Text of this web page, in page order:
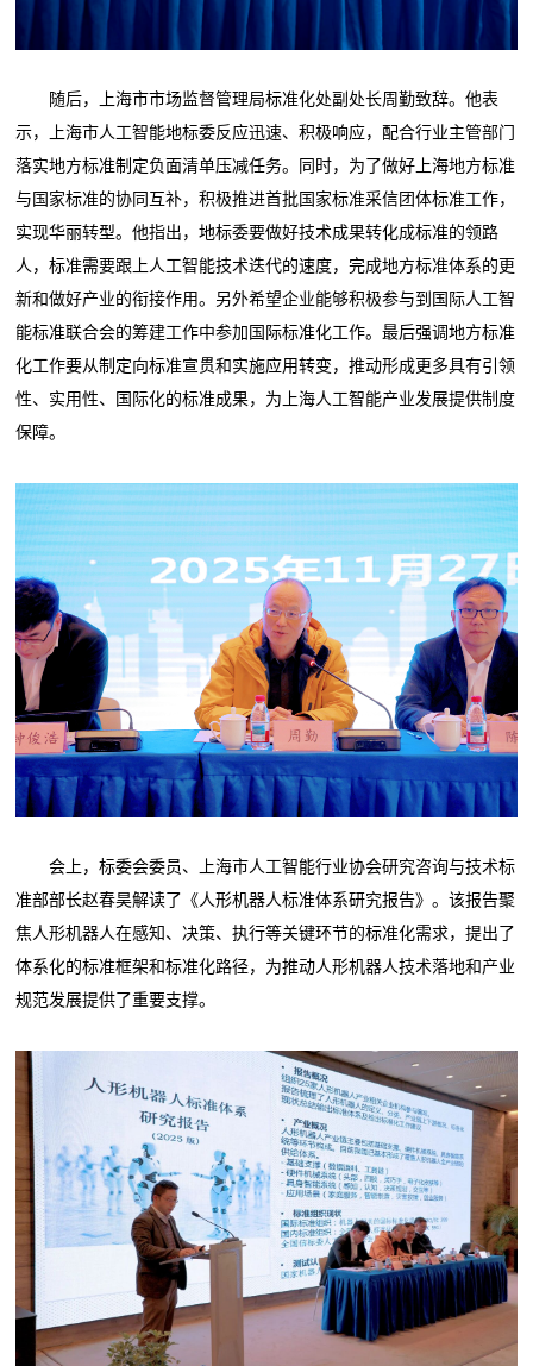
随后，上海市市场监督管理局标准化处副处长周勤致辞。他表
示，上海市人工智能地标委反应迅速、积极响应，配合行业主管部门
落实地方标准制定负面清单压减任务。同时，为了做好上海地方标准
与国家标准的协同互补，积极推进首批国家标准采信团体标准工作，
实现华丽转型。他指出，地标委要做好技术成果转化成标准的领路
人，标准需要跟上人工智能技术迭代的速度，完成地方标准体系的更
新和做好产业的衔接作用。另外希望企业能够积极参与到国际人工智
能标准联合会的筹建工作中参加国际标准化工作。最后强调地方标准
化工作要从制定向标准宣贯和实施应用转变，推动形成更多具有引领
性、实用性、国际化的标准成果，为上海人工智能产业发展提供制度
保障。
会上，标委会委员、上海市人工智能行业协会研究咨询与技术标
准部部长赵春昊解读了《人形机器人标准体系研究报告》。该报告聚
焦人形机器人在感知、决策、执行等关键环节的标准化需求，提出了
体系化的标准框架和标准化路径，为推动人形机器人技术落地和产业
规范发展提供了重要支撑。